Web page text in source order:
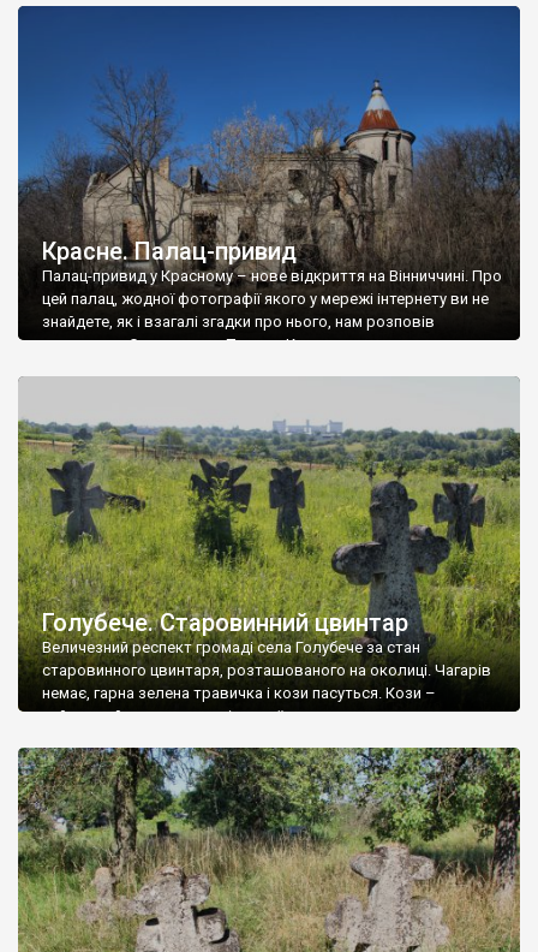
Красне. Палац-привид
Палац-привид у Красному – нове відкриття на Вінниччині. Про
цей палац, жодної фотографії якого у мережі інтернету ви не
знайдете, як і взагалі згадки про нього, нам розповів
мешканець Самгородка. Палац у Красному вразив не лише
Голубече. Старовинний цвинтар
Величезний респект громаді села Голубече за стан
старовинного цвинтаря, розташованого на околиці. Чагарів
немає, гарна зелена травичка і кози пасуться. Кози –
найкращий регулятор шкідливої, для старих кладовищ,
бруньками, кози ті бруньки обгризають, бо то улюблений
делікатес. На цвинтарі у Голубечому ціла колекція
різноманітних форм хрестів. Село відносно невелике, […]